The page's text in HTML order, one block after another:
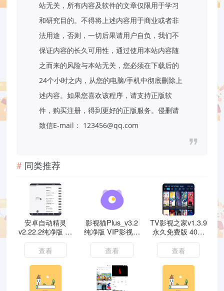
站无关，所有内容及软件的文章仅限用于学习
和研究目的。不得将上述内容用于商业或者非
法用途，否则，一切后果请用户自负，我们不
保证内容的长久可用性，通过使用本站内容随
之而来的风险与本站无关，您必须在下载后的
24个小时之内，从您的电脑/手机中彻底删除上
述内容。如果您喜欢该程序，请支持正版软
件，购买注册，得到更好的正版服务。侵删请
致信E-mail： 123456@qq.com
同类推荐
安卓自动精灵
v2.22.2纯净版 免
ROOT脚本神器
查看
影视猫Plus_v3.2
纯净版 VIP影视免
费看
查看
TV影视之家v1.3.9
永久免费版 40条
线路秒播放
查看